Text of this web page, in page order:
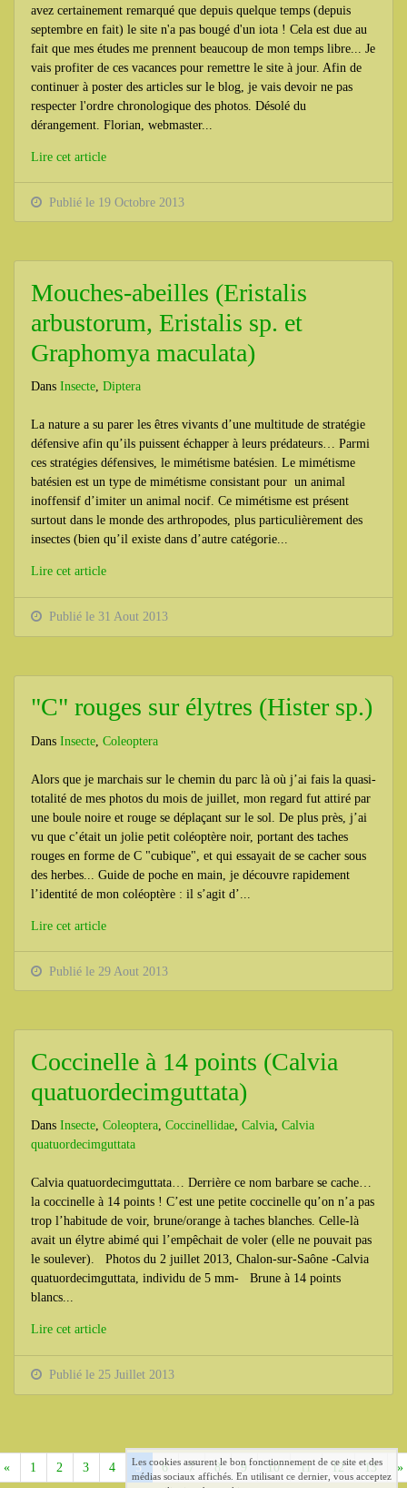
avez certainement remarqué que depuis quelque temps (depuis
septembre en fait) le site n'a pas bougé d'un iota ! Cela est due au
fait que mes études me prennent beaucoup de mon temps libre... Je
vais profiter de ces vacances pour remettre le site à jour. Afin de
continuer à poster des articles sur le blog, je vais devoir ne pas
respecter l'ordre chronologique des photos. Désolé du
dérangement. Florian, webmaster...
Lire cet article
Publié le 19 Octobre 2013
Mouches-abeilles (Eristalis
arbustorum, Eristalis sp. et
Graphomya maculata)
Dans Insecte, Diptera
La nature a su parer les êtres vivants d’une multitude de stratégie
défensive afin qu’ils puissent échapper à leurs prédateurs… Parmi
ces stratégies défensives, le mimétisme batésien. Le mimétisme
batésien est un type de mimétisme consistant pour un animal
inoffensif d’imiter un animal nocif. Ce mimétisme est présent
surtout dans le monde des arthropodes, plus particulièrement des
insectes (bien qu’il existe dans d’autre catégorie...
Lire cet article
Publié le 31 Aout 2013
"C" rouges sur élytres (Hister sp.)
Dans Insecte, Coleoptera
Alors que je marchais sur le chemin du parc là où j’ai fais la quasi-
totalité de mes photos du mois de juillet, mon regard fut attiré par
une boule noire et rouge se déplaçant sur le sol. De plus près, j’ai
vu que c’était un jolie petit coléoptère noir, portant des taches
rouges en forme de C "cubique", et qui essayait de se cacher sous
des herbes... Guide de poche en main, je découvre rapidement
l’identité de mon coléoptère : il s’agit d’...
Lire cet article
Publié le 29 Aout 2013
Coccinelle à 14 points (Calvia
quatuordecimguttata)
Dans Insecte, Coleoptera, Coccinellidae, Calvia, Calvia
quatuordecimguttata
Calvia quatuordecimguttata… Derrière ce nom barbare se cache…
la coccinelle à 14 points ! C’est une petite coccinelle qu’on n’a pas
trop l’habitude de voir, brune/orange à taches blanches. Celle-là
avait un élytre abimé qui l’empêchait de voler (elle ne pouvait pas
le soulever). Photos du 2 juillet 2013, Chalon-sur-Saône -Calvia
quatuordecimguttata, individu de 5 mm- Brune à 14 points
blancs...
Lire cet article
Publié le 25 Juillet 2013
«Précédent
1 2 3 4 5 6 7 8 9 10 11 12 13 »
Les cookies assurent le bon fonctionnement de ce site et des
médias sociaux affichés. En utilisant ce dernier, vous acceptez